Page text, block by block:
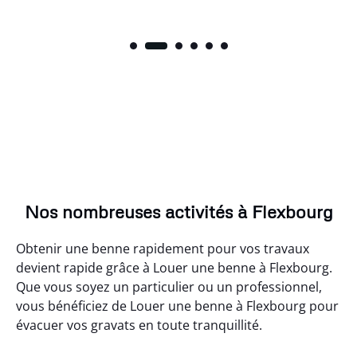
Nos nombreuses activités à Flexbourg
Obtenir une benne rapidement pour vos travaux
devient rapide grâce à Louer une benne à Flexbourg.
Que vous soyez un particulier ou un professionnel,
vous bénéficiez de Louer une benne à Flexbourg pour
évacuer vos gravats en toute tranquillité.